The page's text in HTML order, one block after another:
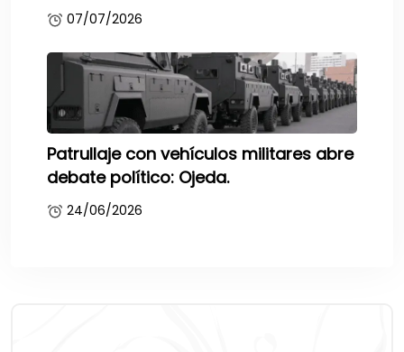
07/07/2026
Patrullaje con vehículos militares abre
debate político: Ojeda.
24/06/2026